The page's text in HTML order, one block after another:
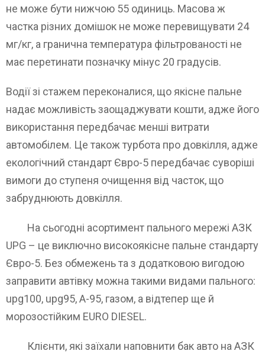
не може бути нижчою 55 одиниць. Масова ж
частка різних домішок не може перевищувати 24
мг/кг, а гранична температура фільтрованості не
має перетинати позначку мінус 20 градусів.
Водії зі стажем переконалися, що якісне пальне
надає можливість заощаджувати кошти, адже його
використання передбачає менші витрати
автомобілем. Це також турбота про довкілля, адже
екологічний стандарт Євро-5 передбачає суворіші
вимоги до ступеня очищення від часток, що
забруднюють довкілля.
На сьогодні асортимент пального мережі АЗК
UPG – це виключно високоякісне пальне стандарту
Євро-5. Без обмежень та з додатковою вигодою
заправити автівку можна такими видами пального:
upg100, upg95, А-95, газом, а відтепер ще й
морозостійким EURO DIESEL.
Клієнти, які заїхали наповнити бак авто на АЗК